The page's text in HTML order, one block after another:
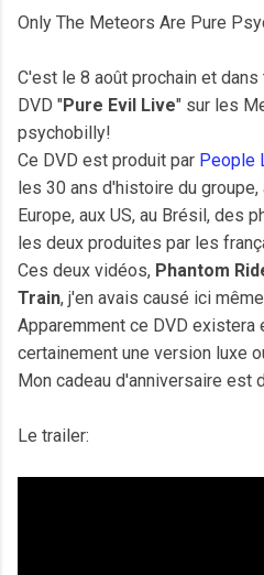
Only The Meteors Are Pure
C'est le 8 août prochain et
DVD "Pure Evil Live" sur les
psychobilly!
Ce DVD est produit par People
les 30 ans d'histoire du
Europe, aux US, au Brésil, des
les deux produites par les
Ces deux vidéos, Phantom
Train, j'en avais causé ici
Apparemment ce DVD
certainement une version luxe
Mon cadeau d'anniversaire est
Le trailer: